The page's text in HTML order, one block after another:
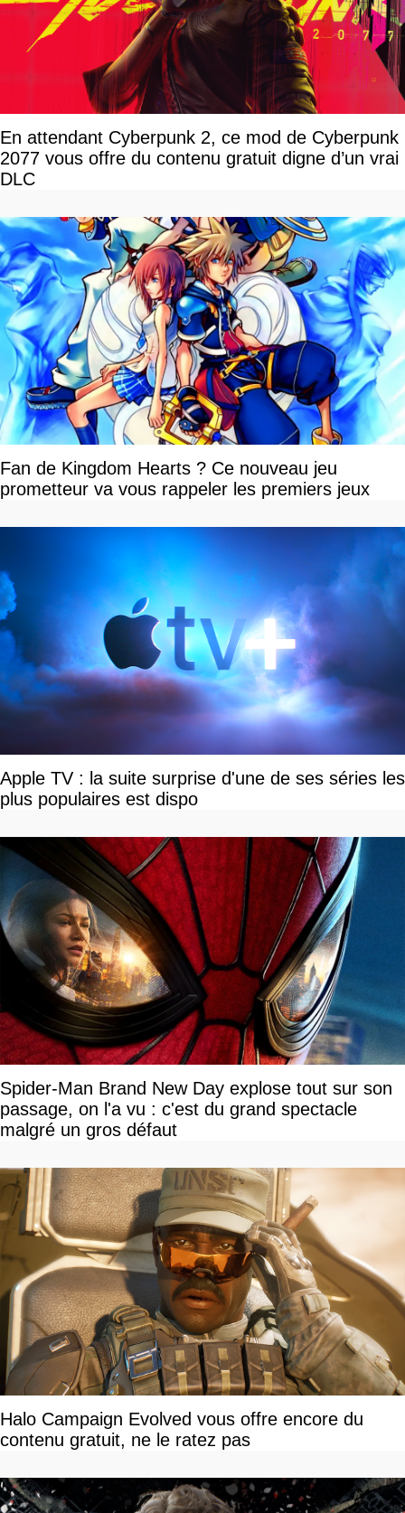
En attendant Cyberpunk 2, ce mod de Cyberpunk
2077 vous offre du contenu gratuit digne d’un vrai
DLC
Fan de Kingdom Hearts ? Ce nouveau jeu
prometteur va vous rappeler les premiers jeux
Apple TV : la suite surprise d'une de ses séries les
plus populaires est dispo
Spider-Man Brand New Day explose tout sur son
passage, on l'a vu : c'est du grand spectacle
malgré un gros défaut
Halo Campaign Evolved vous offre encore du
contenu gratuit, ne le ratez pas